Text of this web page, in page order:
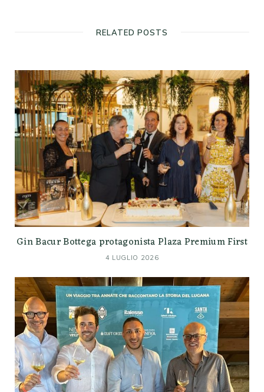
RELATED POSTS
Gin Bacur Bottega protagonista Plaza Premium First
4 LUGLIO 2026